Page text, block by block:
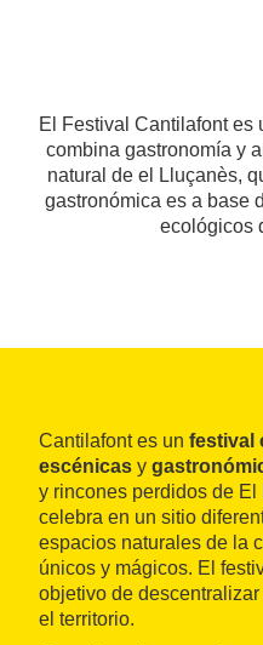
El Festival Cantilafont es
combina gastronomía y
natural de el Lluçanès,
gastronómica es a base
ecológicos
Cantilafont es un festival
escénicas y
y rincones perdidos de
celebra en un sitio
espacios naturales de la
únicos y mágicos. El
objetivo de
el territorio.